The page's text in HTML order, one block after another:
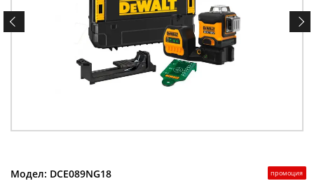
промоция
Модел: DCE089NG18